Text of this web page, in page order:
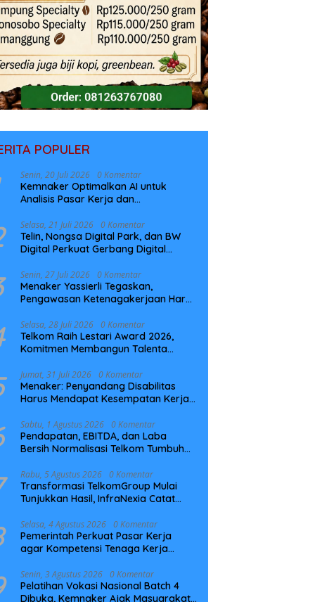
POPULER
Senin, 20 Juli 2026 0 Komentar
Kemnaker Optimalkan AI untuk
Analisis Pasar Kerja dan
Selasa, 21 Juli 2026 0 Komentar
Telin, Nongsa Digital Park, dan BW
Digital Perkuat Gerbang Digital
NCC
Senin, 27 Juli 2026 0 Komentar
Menaker Yassierli Tegaskan,
Pengawasan Ketenagakerjaan Harus
Selasa, 28 Juli 2026 0 Komentar
Telkom Raih Lestari Award 2026,
Komitmen Membangun Talenta
Jumat, 31 Juli 2026 0 Komentar
Menaker: Penyandang Disabilitas
Harus Mendapat Kesempatan Kerja
Sabtu, 1 Agustus 2026 0 Komentar
Pendapatan, EBITDA, dan Laba
Bersih Normalisasi Telkom Tumbuh
Rabu, 5 Agustus 2026 0 Komentar
Transformasi TelkomGroup Mulai
Tunjukkan Hasil, InfraNexia Catat
Digital Nasional
Selasa, 4 Agustus 2026 0 Komentar
Pemerintah Perkuat Pasar Kerja
agar Kompetensi Tenaga Kerja
Senin, 3 Agustus 2026 0 Komentar
Pelatihan Vokasi Nasional Batch 4
Dibuka, Kemnaker Ajak Masyarakat